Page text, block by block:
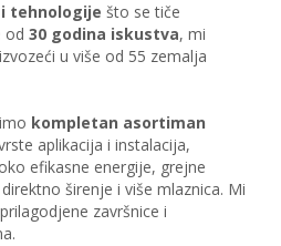
tehnologije što se tiče
od 30 godina iskustva, mi
u više od 55 zemalja
kompletan asortiman
aplikacija i instalacija,
efikasne energije, grejne
širenje i više mlaznica. Mi
završnice i